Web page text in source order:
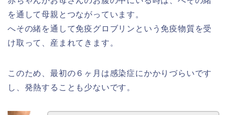
を通して母親とつながっています。
へその緒を通して免疫グロブリンという免疫物質を受
け取って、産まれてきます。
このため、最初の６ヶ月は感染症にかかりづらいです
し、発熱することも少ないです。